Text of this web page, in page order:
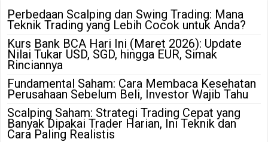
Perbedaan Scalping dan Swing Trading: Mana
Teknik Trading yang Lebih Cocok untuk Anda?
Kurs Bank BCA Hari Ini (Maret 2026): Update
Nilai Tukar USD, SGD, hingga EUR, Simak
Rinciannya
Fundamental Saham: Cara Membaca Kesehatan
Perusahaan Sebelum Beli, Investor Wajib Tahu
Scalping Saham: Strategi Trading Cepat yang
Banyak Dipakai Trader Harian, Ini Teknik dan
Cara Paling Realistis